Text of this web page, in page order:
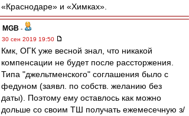
«Краснодаре» и «Химках».
MGB -
30 сен 2019 19:50
Кмк, ОГК уже весной знал, что никакой
компенсации не будет после рассторжения.
Типа "джельтменского" соглашения было с
федуном (заявл. по собств. желанию без
даты). Поэтому ему оставлось как можно
дольше со своим ТШ получать ежемесечную з/